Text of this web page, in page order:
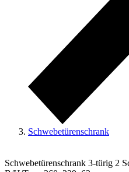
Schwebetürenschrank
Schwebetürenschrank 3-türig 2